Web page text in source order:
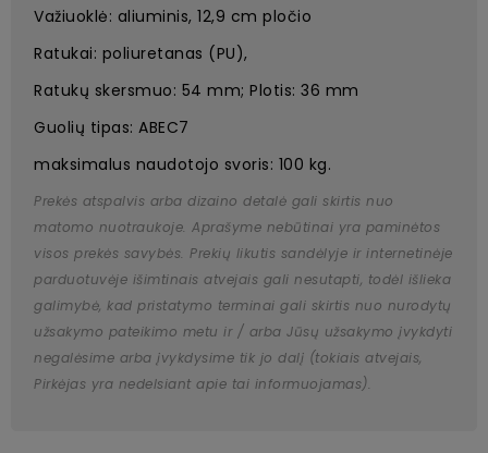
Važiuoklė: aliuminis, 12,9 cm pločio
Ratukai: poliuretanas (PU),
Ratukų skersmuo: 54 mm; Plotis: 36 mm
Guolių tipas: ABEC7
maksimalus naudotojo svoris: 100 kg.
Prekės atspalvis arba dizaino detalė gali skirtis nuo
matomo nuotraukoje. Aprašyme nebūtinai yra paminėtos
visos prekės savybės. Prekių likutis sandėlyje ir internetinėje
parduotuvėje išimtinais atvejais gali nesutapti, todėl išlieka
galimybė, kad pristatymo terminai gali skirtis nuo nurodytų
užsakymo pateikimo metu ir / arba Jūsų užsakymo įvykdyti
negalėsime arba įvykdysime tik jo dalį (tokiais atvejais,
Pirkėjas yra nedelsiant apie tai informuojamas).